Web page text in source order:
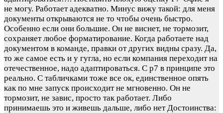
не могу. Работает адекватно. Минус вижу такой: для меня
документы открываются не то чтобы очень быстро.
Особенно если они большие. Он не виснет, не тормозит,
сохраняет любое форматирование. Когда работаете над
документом в команде, правки от других видны сразу. Да,
то же самое есть и у гугла, но если компания переходит на
отечественное, надо адаптироваться. С р7 в принципе это
реально. С табличками тоже все ок, единственное опять
как по мне запуск происходит не мгновенно. Он не
тормозит, не завис, просто так работает. Либо
принимаешь это и живешь дальше, либо нетДостоинства: